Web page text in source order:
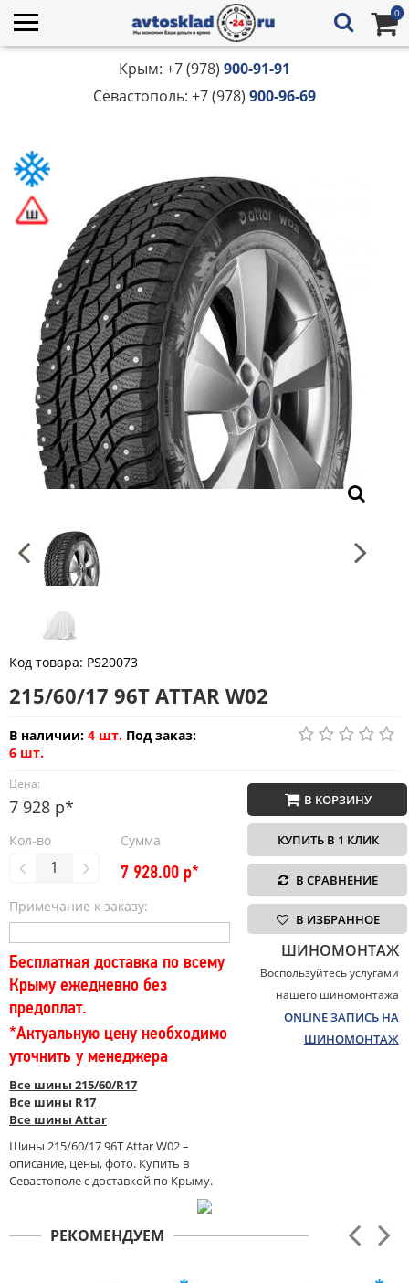
0
Крым: +7 (978) 900-91-91
Севастополь: +7 (978) 900-96-69
Код товара: PS20073
215/60/17 96T ATTAR W02
В наличии: 4 шт. Под заказ:
6 шт.
Цена:
7 928 р*
Кол-во Сумма
7 928.00 р*
Примечание к заказу:
Бесплатная доставка по всему
Крыму ежедневно без
предоплат.
*Актуальную цену необходимо
уточнить у менеджера
Все шины 215/60/R17
Все шины R17
Все шины Attar
Шины 215/60/17 96T Attar W02 –
описание, цены, фото. Купить в
Севастополе с доставкой по Крыму.
В КОРЗИНУ
КУПИТЬ В 1 КЛИК
В СРАВНЕНИЕ
В ИЗБРАННОЕ
ШИНОМОНТАЖ
Воспользуйтесь услугами
нашего шиномонтажа
ONLINE ЗАПИСЬ НА
ШИНОМОНТАЖ
РЕКОМЕНДУЕМ